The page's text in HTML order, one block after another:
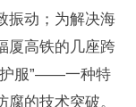
振动；为解决海
厦高铁的几座跨
护服”——一种特
的技术突破。